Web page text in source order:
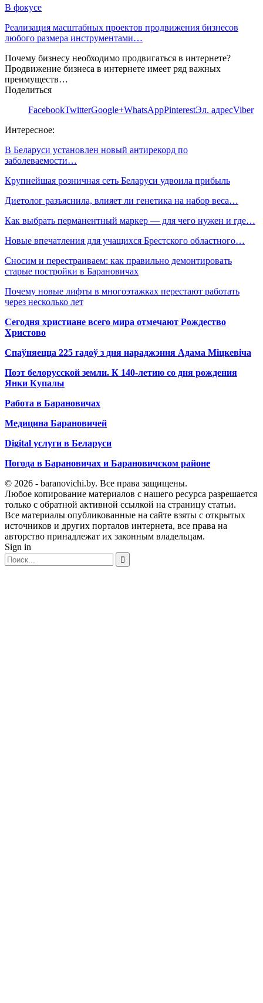
В фокусе
Реализация масштабных проектов продвижения бизнесов
любого размера инструментами…
Почему бизнесу необходимо продвигаться в интернете?
Продвижение бизнеса в интернете имеет ряд важных
преимуществ…
Поделиться
FacebookTwitterGoogle+WhatsAppPinterestЭл. адресViber
Интересное:
В Беларуси установлен новый антирекорд по
заболеваемости…
Крупнейшая розничная сеть Беларуси удвоила прибыль
Диетолог разъяснила, влияет ли генетика на набор веса…
Как выбрать перманентный маркер — для чего нужен и где…
Новые впечатления для учащихся Брестского областного…
Сносим и перестраиваем: как правильно демонтировать
старые постройки в Барановичах
Почему новые лифты в многоэтажках перестают работать
через несколько лет
Сегодня христиане всего мира отмечают Рождество
Христово
Спаўняецца 225 гадоў з дня нараджэння Адама Міцкевіча
Поэт белорусской земли. К 140-летию со дня рождения
Янки Купалы
Работа в Барановичах
Медицина Барановичей
Digital услуги в Беларуси
Погода в Барановичах и Барановичском районе
© 2026 - baranovichi.by. Все права защищены.
Любое копирование материалов с нашего ресурса разрешается
только с обратной активной ссылкой на страницу статьи.
Все материалы опубликованные на сайте взяты с открытых
источников и других порталов интернета, все права на
авторство принадлежат их законным владельцам.
Sign in